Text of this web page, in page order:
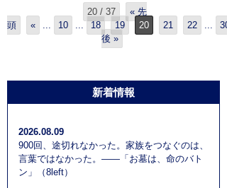
20 / 37
« 先
頭
« 10 18 19 20 21 22
30
後 »
新着情報
2026.08.09
900回、途切れなかった。家族をつなぐのは、
言葉ではなかった。――「お墓は、命のバト
ン」（8left）